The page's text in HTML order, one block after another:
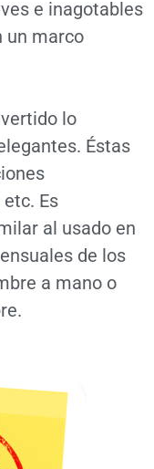
e inagotables
un marco
lo
Éstas
Es
al usado en
de los
a mano o